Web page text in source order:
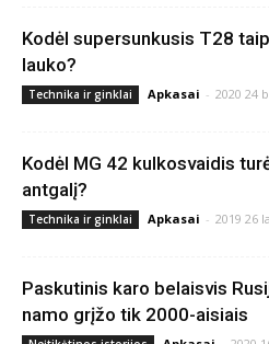
Kodėl supersunkusis T28
lauko?
Technika ir ginklai Apkasai - 2020 24
Kodėl MG 42 kulkosvaidis
antgalį?
Technika ir ginklai Apkasai - 2019 26
Paskutinis karo belaisvis
namo grįžo tik 2000-aisiais